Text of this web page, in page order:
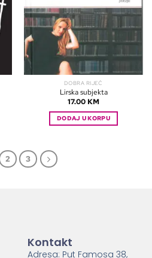
DOBRA RIJEČ
Lirska subjekta
17.00 KM
DODAJ U KORPU
2 3
Kontakt
Adresa: Put Famosa 38,